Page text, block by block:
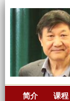
简介 课程